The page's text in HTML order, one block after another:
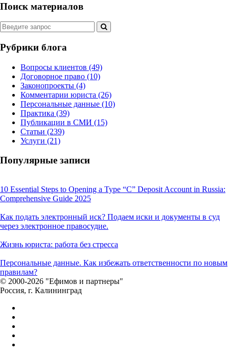
Поиск материалов
Рубрики блога
Вопросы клиентов (49)
Договорное право (10)
Законопроекты (4)
Комментарии юриста (26)
Персональные данные (10)
Практика (39)
Публикации в СМИ (15)
Статьи (239)
Услуги (21)
Популярные записи
10 Essential Steps to Opening a Type “C” Deposit Account in Russia:
Comprehensive Guide 2025
Как подать электронный иск? Подаем иски и документы в суд
через электронное правосудие.
Жизнь юриста: работа без стресса
Персональные данные. Как избежать ответственности по новым
правилам?
© 2000-2026 "Ефимов и партнеры"
Россия, г. Калининград